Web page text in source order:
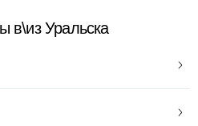
в\из Уральска